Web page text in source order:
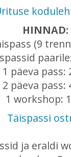
HINNAD:
(9
1 päeva pass:
2 päeva pass:
1 workshop:
Täispassi
ja eraldi